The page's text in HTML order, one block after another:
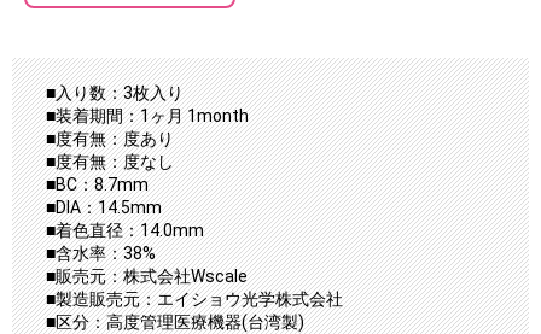
■入り数：3枚入り
■装着期間：1ヶ月 1month
■度有無：度あり
■度有無：度なし
■BC：8.7mm
■DIA：14.5mm
■着色直径：14.0mm
■含水率：38%
■販売元：株式会社Wscale
■製造販売元：エイショウ光学株式会社
■区分：高度管理医療機器(台湾製)